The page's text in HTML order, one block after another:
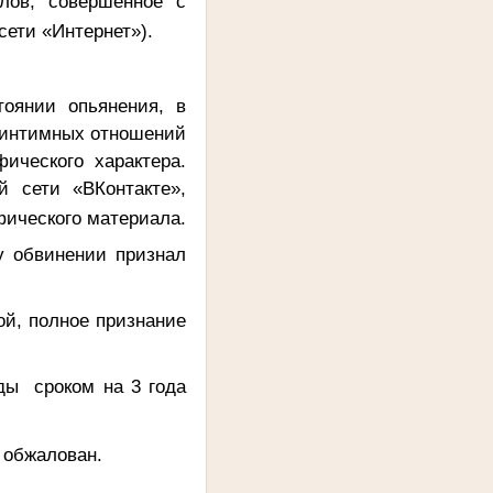
«Интернет»).
опьянения, в
отношений
характера.
сети «ВКонтакте»,
материала.
признал
полное признание
сроком на 3 года